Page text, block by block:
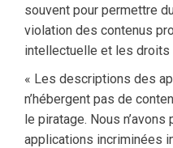
souvent pour permettre
violation des contenus
intellectuelle et les droits
« Les descriptions des
n’hébergent pas de
le piratage. Nous
applications incriminées